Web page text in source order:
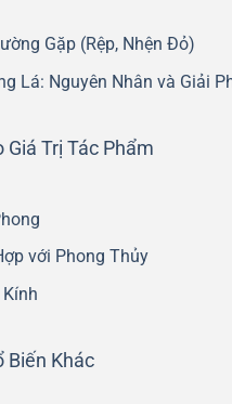
Gặp (Rệp, Nhện Đỏ)
Lá: Nguyên Nhân và Giải
Trị Tác Phẩm
với Phong Thủy
Biến Khác